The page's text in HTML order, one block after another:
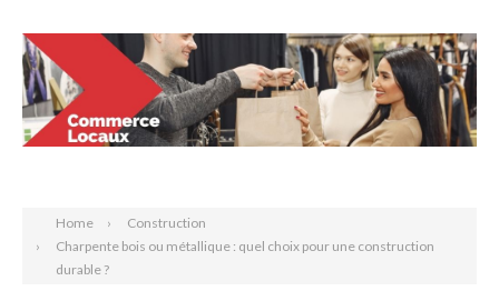
Home
Construction
Charpente bois ou métallique : quel choix pour une construction
durable ?